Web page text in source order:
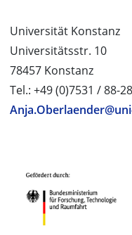
Universität Konstanz
Universitätsstr. 10
78457 Konstanz
Tel.: +49 (0)7531 / 88-